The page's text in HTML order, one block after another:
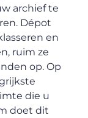
archief te
Dépot
en
ruim ze
op. Op
die u
doet dit